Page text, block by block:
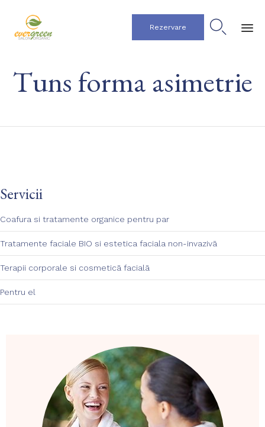
Rezervare 
Tuns forma asimetrie
Servicii
Coafura si tratamente organice pentru par
Tratamente faciale BIO si estetica faciala non-invazivā
Terapii corporale si cosmeticā facialā
Pentru el